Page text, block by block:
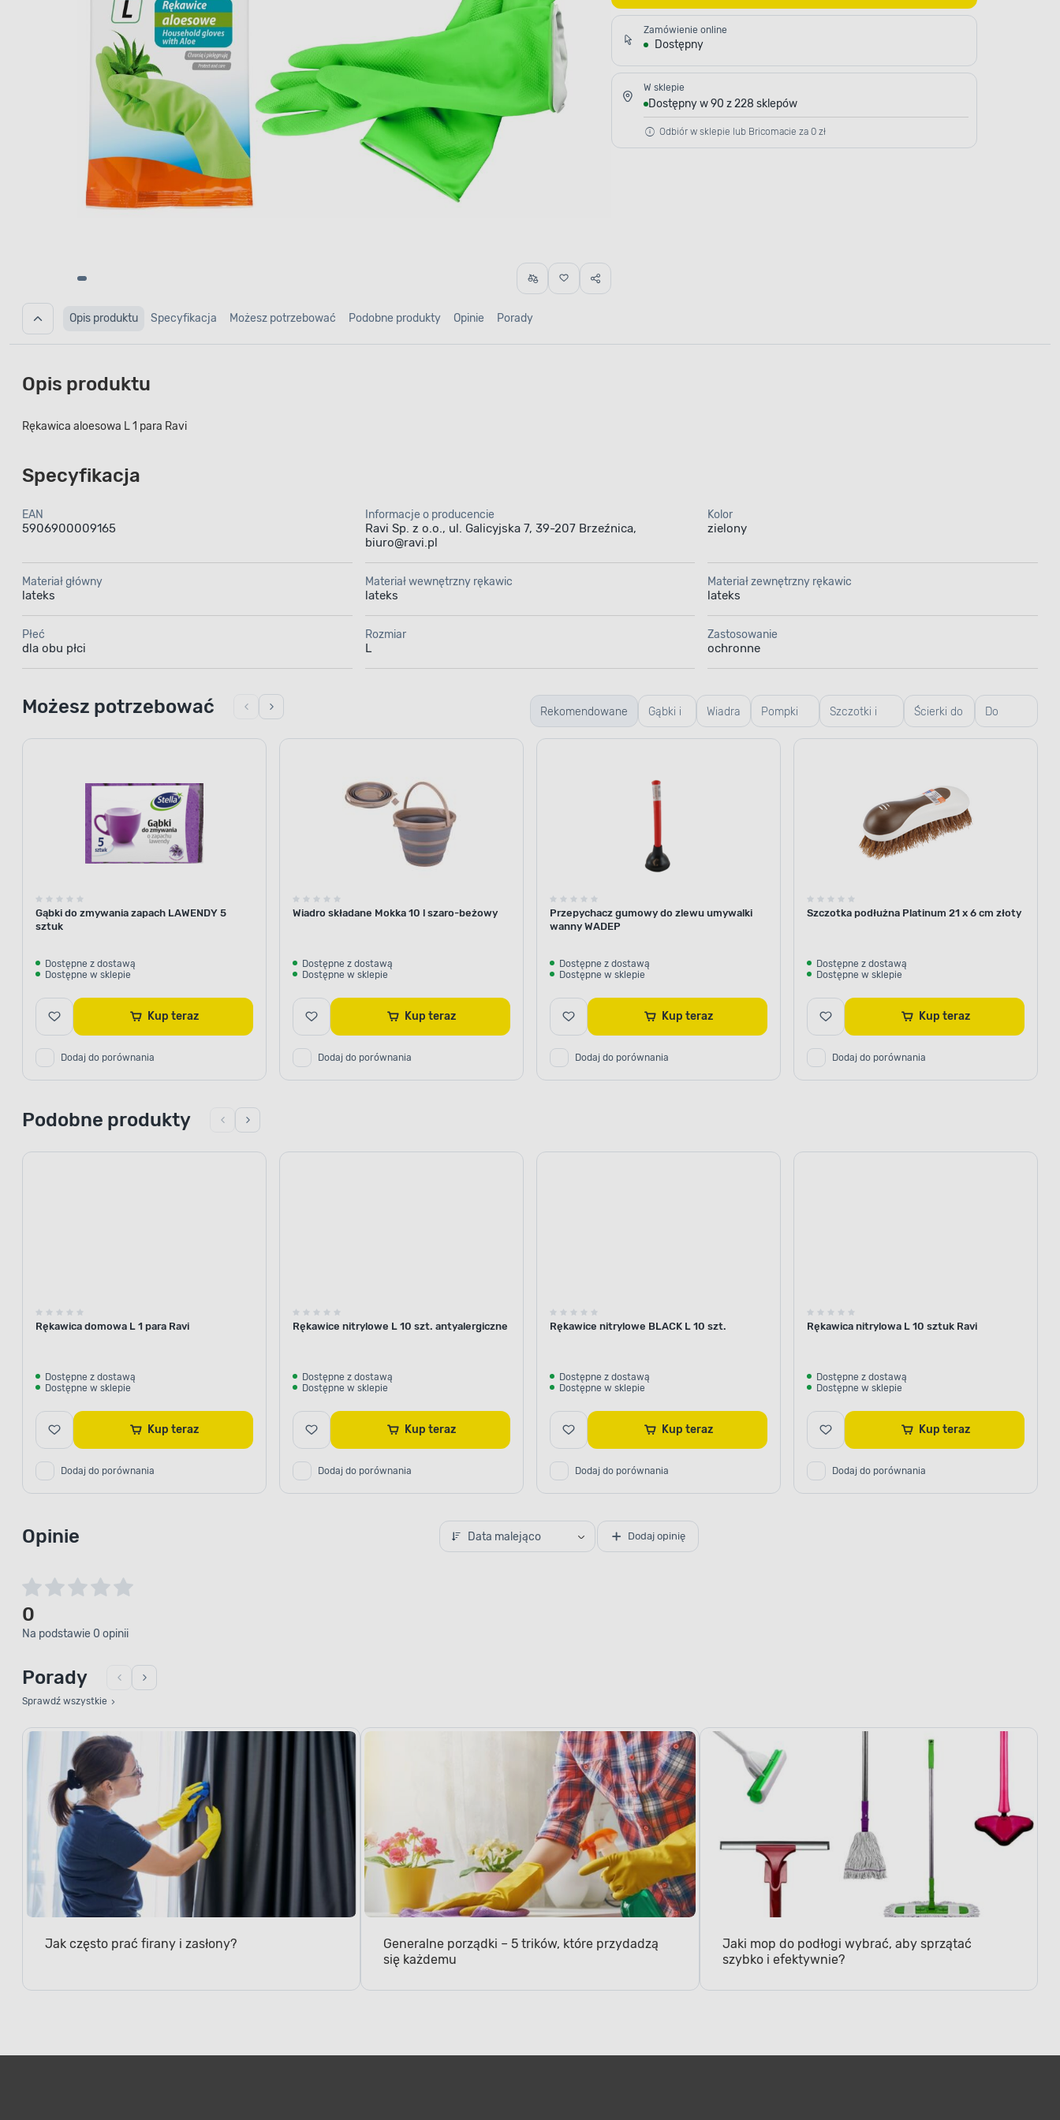
Zamówienie online
Dostępny
W sklepie
Dostępny w 90 z 228 sklepów
Odbiór w sklepie lub Bricomacie za 0 zł
Opis produktu Specyfikacja Możesz potrzebować Podobne produkty Opinie Porady
Opis produktu
Rękawica aloesowa L 1 para Ravi
Specyfikacja
EAN
5906900009165
Informacje o producencie
Ravi Sp. z o.o., ul. Galicyjska 7, 39-207 Brzeźnica,
biuro@ravi.pl
Kolor
zielony
Materiał główny
lateks
Materiał wewnętrzny rękawic
lateks
Materiał zewnętrzny rękawic
lateks
Płeć
dla obu płci
Rozmiar
L
Zastosowanie
ochronne
Rekomendowane Gąbki i Wiadra Pompki
do zlewu
Szczotki i Ścierki do Do
Możesz potrzebować
Gąbki do zmywania zapach LAWENDY 5
sztuk
Dostępne z dostawą
Dostępne w sklepie
Kup teraz
Dodaj do porównania
Wiadro składane Mokka 10 l szaro-beżowy
Dostępne z dostawą
Dostępne w sklepie
Kup teraz
Dodaj do porównania
Przepychacz gumowy do zlewu umywalki
wanny WADEP
Dostępne z dostawą
Dostępne w sklepie
Kup teraz
Dodaj do porównania
Szczotka podłużna Platinum 21 x 6 cm złoty
Dostępne z dostawą
Dostępne w sklepie
Kup teraz
Dodaj do porównania
Podobne produkty
Rękawica domowa L 1 para Ravi
Dostępne z dostawą
Dostępne w sklepie
Kup teraz
Dodaj do porównania
Rękawice nitrylowe L 10 szt. antyalergiczne
Dostępne z dostawą
Dostępne w sklepie
Kup teraz
Dodaj do porównania
Rękawice nitrylowe BLACK L 10 szt.
Dostępne z dostawą
Dostępne w sklepie
Kup teraz
Dodaj do porównania
Rękawica nitrylowa L 10 sztuk Ravi
Dostępne z dostawą
Dostępne w sklepie
Kup teraz
Dodaj do porównania
Opinie Data malejąco Dodaj opinię
0
Na podstawie 0 opinii
Porady
Sprawdź wszystkie
Jak często prać firany i zasłony?
Generalne porządki – 5 trików, które przydadzą
się każdemu
Jaki mop do podłogi wybrać, aby sprzątać
szybko i efektywnie?